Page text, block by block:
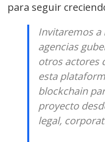
para seguir
Invitaremos a
agencias
otros actores
esta
blockchain
proyecto
legal,